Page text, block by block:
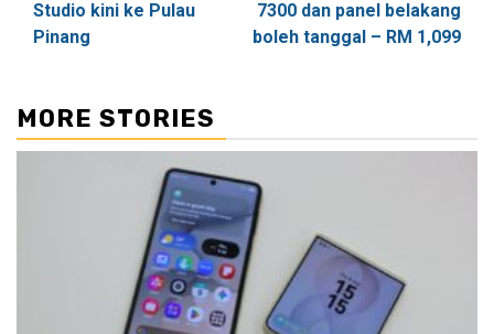
Studio kini ke Pulau
Pinang
7300 dan panel belakang
boleh tanggal – RM 1,099
MORE STORIES